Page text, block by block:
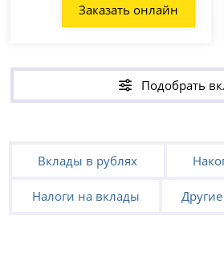
Заказать онлайн
Подобрать
Вклады в рублях
Налоги на вклады